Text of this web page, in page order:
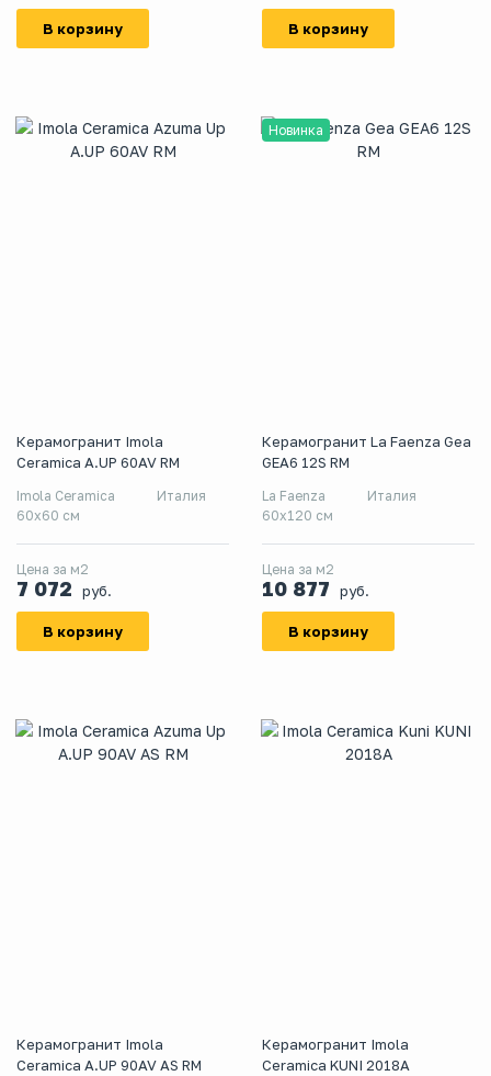
В корзину В корзину
Керамогранит Imola
Ceramica A.UP 60AV RM
Imola Ceramica
Италия
60x60 см
Цена за м2
7 072 руб.
В корзину
Новинка
Керамогранит La Faenza Gea
GEA6 12S RM
La Faenza
Италия
60x120 см
Цена за м2
10 877 руб.
В корзину
Керамогранит Imola
Ceramica A.UP 90AV AS RM
Керамогранит Imola
Ceramica KUNI 2018A